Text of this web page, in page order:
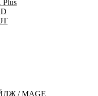
Plus
/ MAGE